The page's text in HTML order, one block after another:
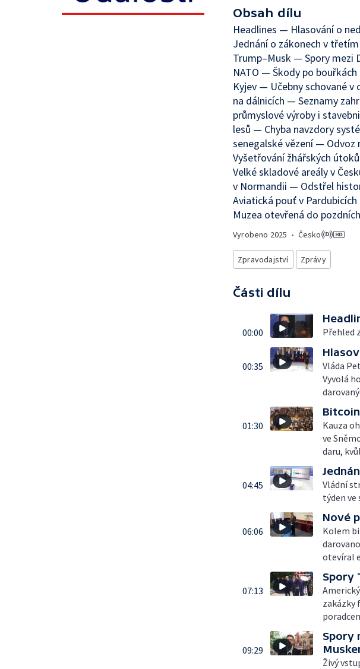
Obsah dílu
Headlines — Hlasování o
Jednání o zákonech v
Trump–Musk — Spory mezi
NATO — Škody po
Kyjev — Učebny schované
na dálnicích — Seznamy
průmyslové výroby i
lesů — Chyba navzdory
senegalské vězení —
Vyšetřování žhářských
Velké skladové areály v
v Normandii — Odstřel
Aviatická pouť v
Muzea otevřená do
Vyrobeno 2025 • Česko
Zpravodajství Zprávy
Části dílu
00:00 Přehled
00:35
Vláda
Vyvolá
01:30
Kauza
ve
daru,
04:45
Vládní
týden ve
06:06
Nové
Kolem
otevíral
07:13
Spory
zakázky
09:29
Spory
Živý